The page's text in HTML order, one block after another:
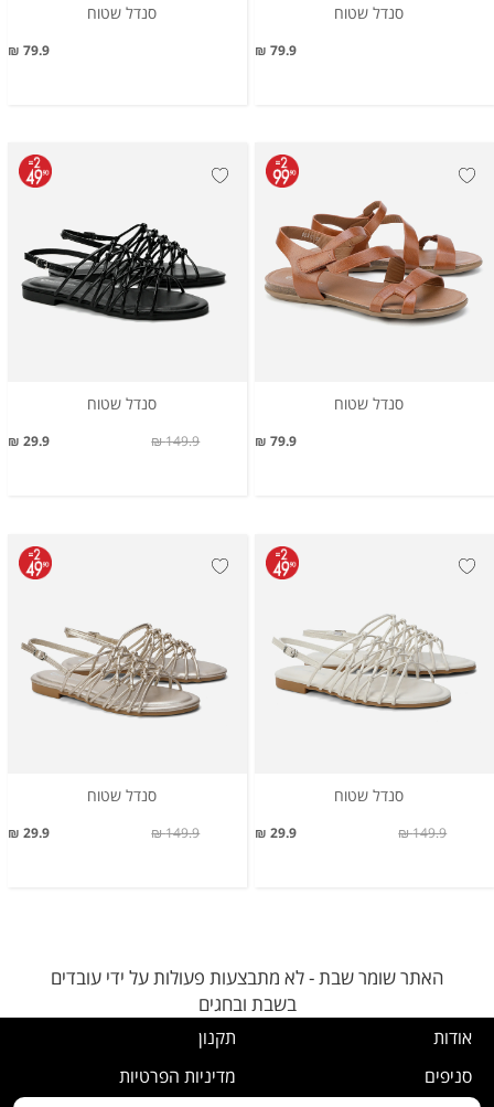
סנדל שטוח
79.9 ₪
סנדל שטוח
79.9 ₪
סנדל שטוח
79.9 ₪
סנדל שטוח
29.9 ₪ 149.9 ₪
סנדל שטוח
29.9 ₪ 149.9 ₪
סנדל שטוח
29.9 ₪ 149.9 ₪
האתר שומר שבת - לא מתבצעות פעולות על ידי עובדים
בשבת ובחגים
אודות
סניפים
תקנון
מדיניות הפרטיות